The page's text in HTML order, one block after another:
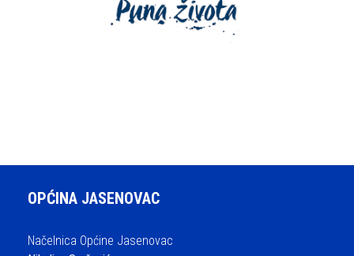
OPĆINA JASENOVAC
Načelnica Općine Jasenovac